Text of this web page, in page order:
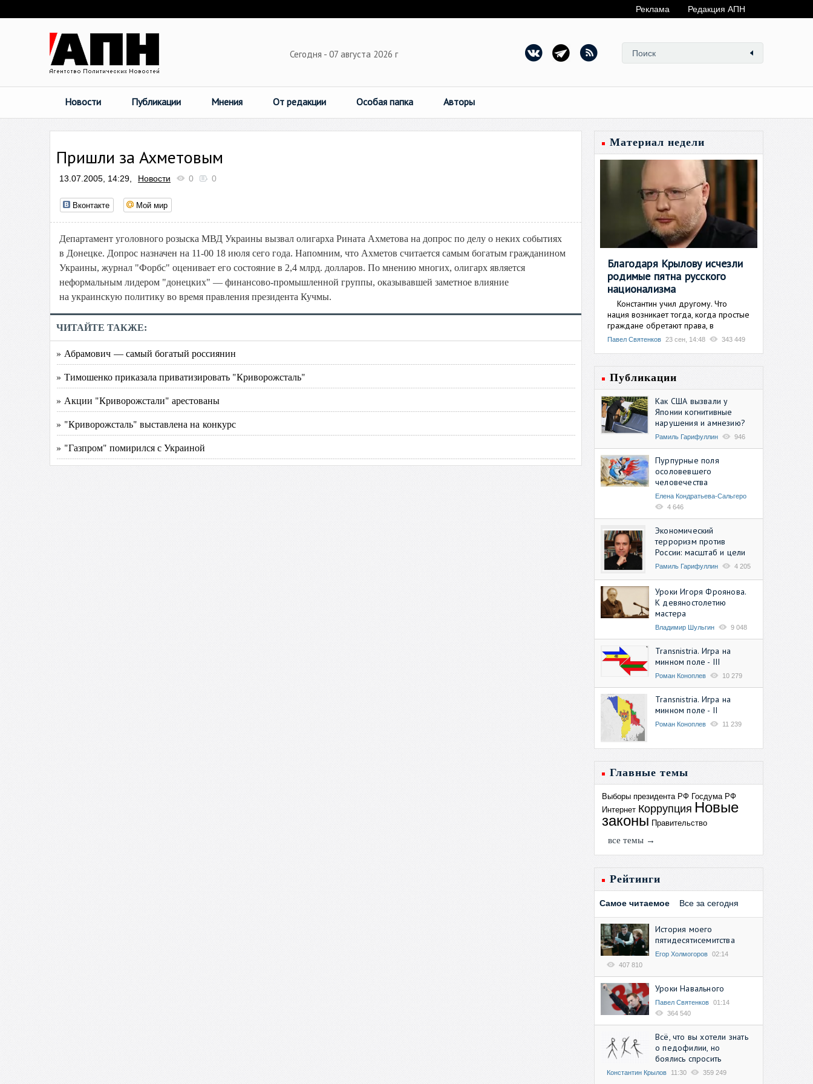
Реклама Редакция АПН
Сегодня - 07 августа 2026 г
Новости Публикации Мнения От редакции Особая папка Авторы
Пришли за Ахметовым
13.07.2005, 14:29, Новости 0 0
Вконтакте Мой мир
Департамент уголовного розыска МВД Украины вызвал олигарха Рината Ахметова на допрос по делу о неких событиях
в Донецке. Допрос назначен на 11-00 18 июля сего года. Напомним, что Ахметов считается самым богатым гражданином
Украины, журнал "Форбс" оценивает его состояние в 2,4 млрд. долларов. По мнению многих, олигарх является
неформальным лидером "донецких" — финансово-промышленной группы, оказывавшей заметное влияние
на украинскую политику во время правления президента Кучмы.
ЧИТАЙТЕ ТАКЖЕ:
» Абрамович — самый богатый россиянин
» Тимошенко приказала приватизировать "Криворожсталь"
» Акции "Криворожстали" арестованы
» "Криворожсталь" выставлена на конкурс
» "Газпром" помирился с Украиной
Материал недели
Благодаря Крылову исчезли
родимые пятна русского
национализма
Константин учил другому. Что
нация возникает тогда, когда простые
граждане обретают права, в
Павел Святенков 23 сен, 14:48 343 449
Публикации
Как США вызвали у
Японии когнитивные
нарушения и амнезию?
Рамиль Гарифуллин 946
Пурпурные поля
осоловевшего
человечества
Елена Кондратьева-Сальгеро
4 646
Экономический
терроризм против
России: масштаб и цели
Рамиль Гарифуллин 4 205
Уроки Игоря Фроянова.
К девяностолетию
мастера
Владимир Шульгин 9 048
Transnistria. Игра на
минном поле - III
Роман Коноплев 10 279
Transnistria. Игра на
минном поле - II
Роман Коноплев 11 239
Главные темы
Выборы президента РФ Госдума РФ
Интернет Коррупция Новые
законы Правительство
все темы →
Рейтинги
Самое читаемое Все за сегодня
История моего
пятидесятисемитства
Егор Холмогоров 02:14
407 810
Уроки Навального
Павел Святенков 01:14
364 540
Всё, что вы хотели знать
о педофилии, но
боялись спросить
Константин Крылов 11:30 359 249